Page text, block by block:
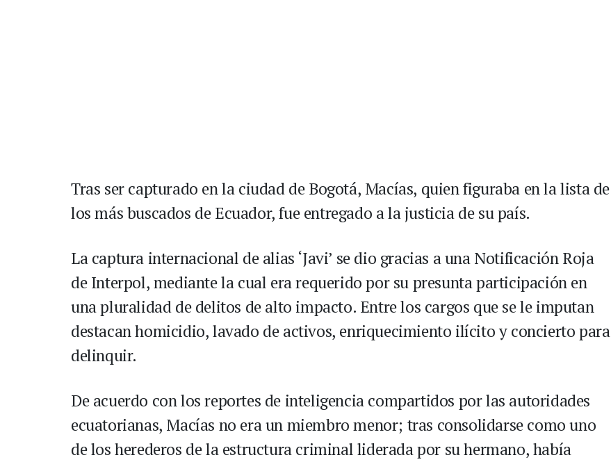
Tras ser capturado en la ciudad de Bogotá, Macías, quien figuraba en la lista de
los más buscados de Ecuador, fue entregado a la justicia de su país.
La captura internacional de alias ‘Javi’ se dio gracias a una Notificación Roja
de Interpol, mediante la cual era requerido por su presunta participación en
una pluralidad de delitos de alto impacto. Entre los cargos que se le imputan
destacan homicidio, lavado de activos, enriquecimiento ilícito y concierto para
delinquir.
De acuerdo con los reportes de inteligencia compartidos por las autoridades
ecuatorianas, Macías no era un miembro menor; tras consolidarse como uno
de los herederos de la estructura criminal liderada por su hermano, había